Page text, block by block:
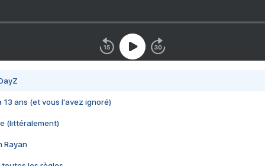
13 ans (et vous l'avez ignoré)
(littéralement)
Rayan